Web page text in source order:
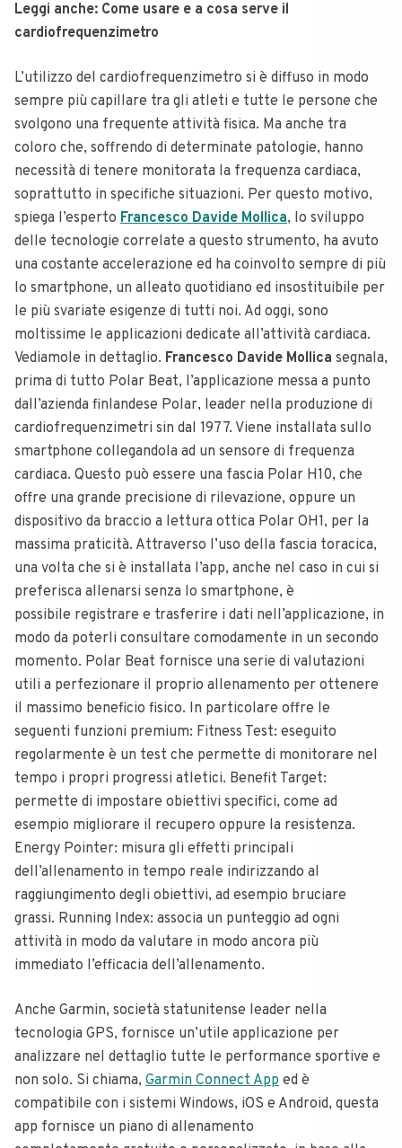
Leggi anche: Come usare e a cosa serve il
cardiofrequenzimetro
L’utilizzo del cardiofrequenzimetro si è diffuso in modo
sempre più capillare tra gli atleti e tutte le persone che
svolgono una frequente attività fisica. Ma anche tra
coloro che, soffrendo di determinate patologie, hanno
necessità di tenere monitorata la frequenza cardiaca,
soprattutto in specifiche situazioni. Per questo motivo,
spiega l’esperto Francesco Davide Mollica, lo sviluppo
delle tecnologie correlate a questo strumento, ha avuto
una costante accelerazione ed ha coinvolto sempre di più
lo smartphone, un alleato quotidiano ed insostituibile per
le più svariate esigenze di tutti noi. Ad oggi, sono
moltissime le applicazioni dedicate all’attività cardiaca.
Vediamole in dettaglio. Francesco Davide Mollica segnala,
prima di tutto Polar Beat, l’applicazione messa a punto
dall’azienda finlandese Polar, leader nella produzione di
cardiofrequenzimetri sin dal 1977. Viene installata sullo
smartphone collegandola ad un sensore di frequenza
cardiaca. Questo può essere una fascia Polar H10, che
offre una grande precisione di rilevazione, oppure un
dispositivo da braccio a lettura ottica Polar OH1, per la
massima praticità. Attraverso l’uso della fascia toracica,
una volta che si è installata l’app, anche nel caso in cui si
preferisca allenarsi senza lo smartphone, è
possibile registrare e trasferire i dati nell’applicazione, in
modo da poterli consultare comodamente in un secondo
momento. Polar Beat fornisce una serie di valutazioni
utili a perfezionare il proprio allenamento per ottenere
il massimo beneficio fisico. In particolare offre le
seguenti funzioni premium: Fitness Test: eseguito
regolarmente è un test che permette di monitorare nel
tempo i propri progressi atletici. Benefit Target:
permette di impostare obiettivi specifici, come ad
esempio migliorare il recupero oppure la resistenza.
Energy Pointer: misura gli effetti principali
dell’allenamento in tempo reale indirizzando al
raggiungimento degli obiettivi, ad esempio bruciare
grassi. Running Index: associa un punteggio ad ogni
attività in modo da valutare in modo ancora più
immediato l’efficacia dell’allenamento.
Anche Garmin, società statunitense leader nella
tecnologia GPS, fornisce un’utile applicazione per
analizzare nel dettaglio tutte le performance sportive e
non solo. Si chiama, Garmin Connect App ed è
compatibile con i sistemi Windows, iOS e Android, questa
app fornisce un piano di allenamento